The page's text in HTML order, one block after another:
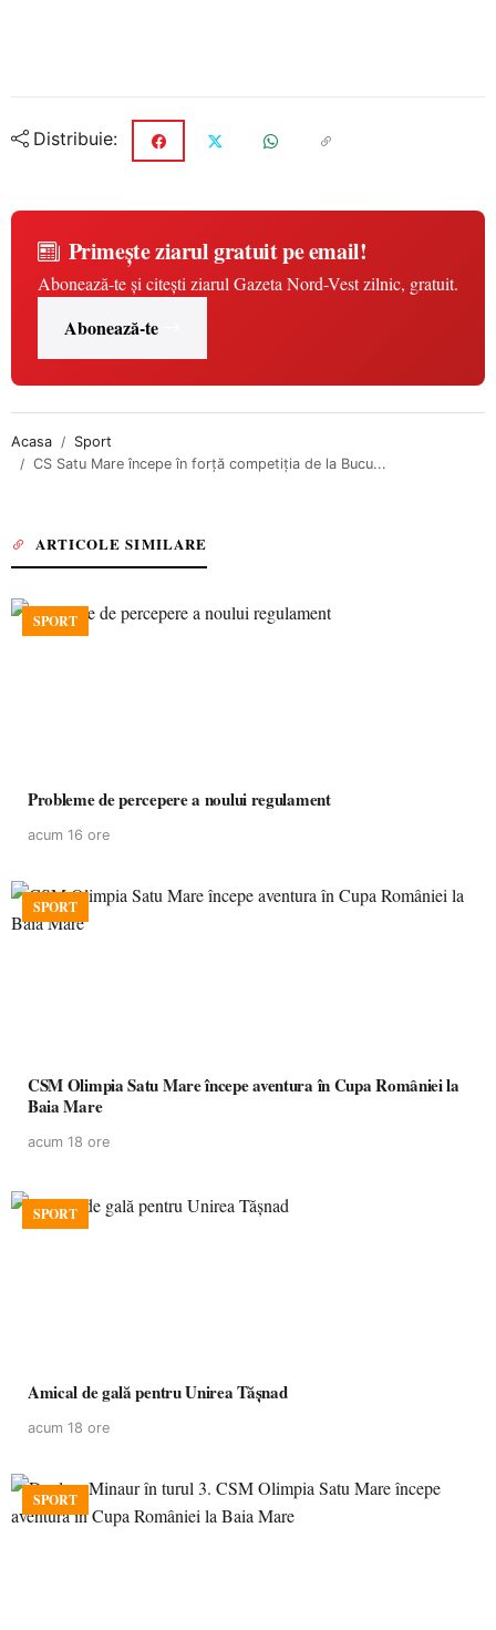
Distribuie:
Primește ziarul gratuit pe email!
Abonează-te și citești ziarul Gazeta Nord-Vest zilnic, gratuit.
Abonează-te
Acasa
Sport
CS Satu Mare începe în forță competiția de la Bucu...
ARTICOLE SIMILARE
SPORT
Probleme de percepere a noului regulament
acum 16 ore
SPORT
CSM Olimpia Satu Mare începe aventura în Cupa României la
Baia Mare
acum 18 ore
SPORT
Amical de gală pentru Unirea Tășnad
acum 18 ore
SPORT